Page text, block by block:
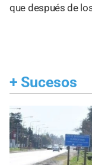
que después de
+ Sucesos